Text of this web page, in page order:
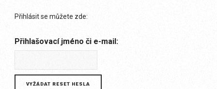
Přihlásit se můžete zde:
Přihlašovací jméno či e-mail: